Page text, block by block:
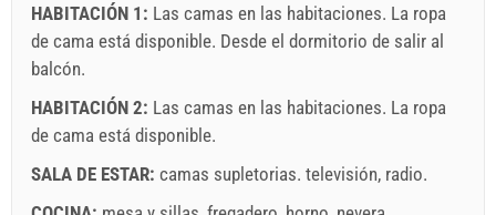
Reserve y espere la confirmación
Si no desea reservar de inmediato y tiene más preguntas,
HABITACIÓN 1: Las camas en las habitaciones. La ropa
de cama está disponible. Desde el dormitorio de salir al
balcón.
HABITACIÓN 2: Las camas en las habitaciones. La ropa
de cama está disponible.
SALA DE ESTAR: camas supletorias. televisión, radio.